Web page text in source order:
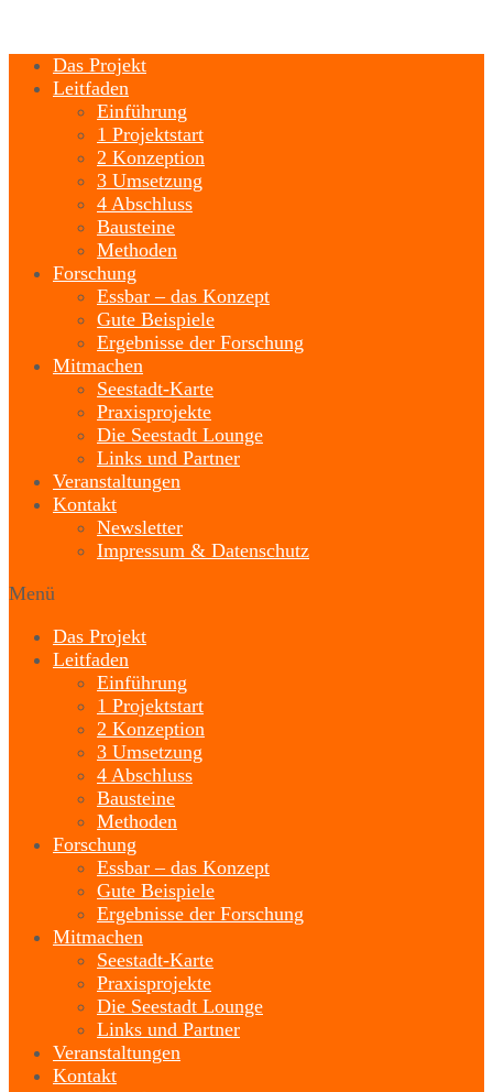
Das Projekt
Leitfaden
Einführung
1 Projektstart
2 Konzeption
3 Umsetzung
4 Abschluss
Bausteine
Methoden
Forschung
Essbar – das Konzept
Gute Beispiele
Ergebnisse der Forschung
Mitmachen
Seestadt-Karte
Praxisprojekte
Die Seestadt Lounge
Links und Partner
Veranstaltungen
Kontakt
Newsletter
Impressum & Datenschutz
Menü
Das Projekt
Leitfaden
Einführung
1 Projektstart
2 Konzeption
3 Umsetzung
4 Abschluss
Bausteine
Methoden
Forschung
Essbar – das Konzept
Gute Beispiele
Ergebnisse der Forschung
Mitmachen
Seestadt-Karte
Praxisprojekte
Die Seestadt Lounge
Links und Partner
Veranstaltungen
Kontakt